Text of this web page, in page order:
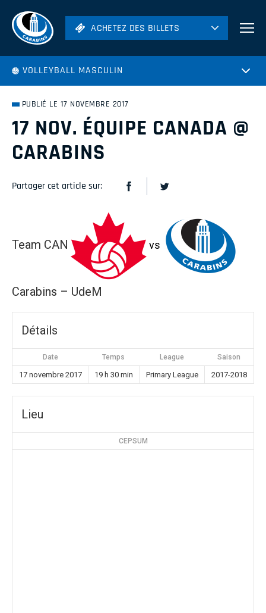
ACHETEZ DES BILLETS
Hockey
Rugby
Volleyball
ACHETEZ DES BILLETS
VOLLEYBALL MASCULIN
PUBLIÉ LE 17 NOVEMBRE 2017
17 NOV. ÉQUIPE CANADA @
CARABINS
Partager cet article sur:
Team CAN vs
Carabins – UdeM
Détails
Date Temps League Saison
17 novembre 2017 19 h 30 min Primary League 2017-2018
Lieu
CEPSUM